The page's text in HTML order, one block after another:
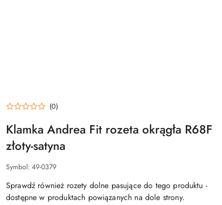
(0)
Klamka Andrea Fit rozeta okrągła R68F
złoty-satyna
Symbol: 49-0379
Sprawdź również rozety dolne pasujące do tego produktu -
dostępne w produktach powiązanych na dole strony.